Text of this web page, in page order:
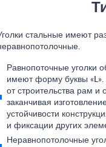
стальные имеют
Равнопоточные уголки
имеют форму буквы «L».
от строительства рам и
заканчивая
устойчивости
и фиксации других
Неравнопотолочные